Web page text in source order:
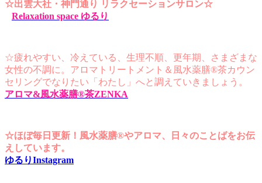
☆出雲大社・神門通り リラクセーションサロン☆
Relaxation space ゆるり
☆疲れやすい、冷えている、生理不順、更年期、さまざまな
女性の不調に。 アロマトリートメント＆風水薬膳®茶カウン
セリングでなりたい「わたし」へと調えていきましょう。
アロマ&風水薬膳®︎茶ZENKA
☆ほぼ毎日更新！ 風水薬膳®︎やアロマ、日々のことばをお伝
えしています。
ゆるりInstagram